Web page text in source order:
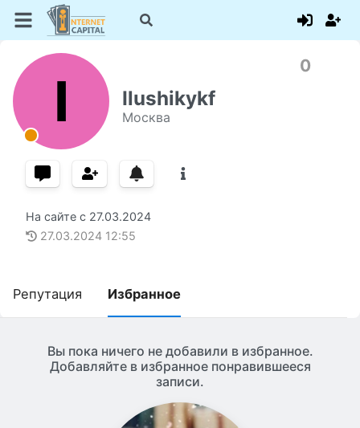
I Ilushikykf
Москва
0
На сайте с 27.03.2024
27.03.2024 12:55
Репутация Избранное
Вы пока ничего не добавили в избранное.
Добавляйте в избранное понравившееся
записи.